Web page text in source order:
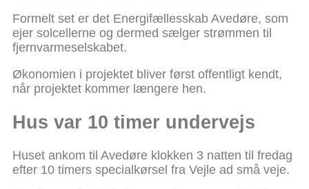
Formelt set er det Energifællesskab Avedøre, som
ejer solcellerne og dermed sælger strømmen til
fjernvarmeselskabet.
Økonomien i projektet bliver først offentligt kendt,
når projektet kommer længere hen.
Hus var 10 timer undervejs
Huset ankom til Avedøre klokken 3 natten til fredag
efter 10 timers specialkørsel fra Vejle ad små veje.